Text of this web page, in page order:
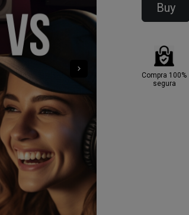
Buy
Compra 100%
segura